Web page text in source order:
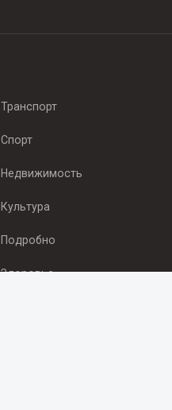
Транспорт
Спорт
Недвижимость
Культура
Подробно
Здоровье